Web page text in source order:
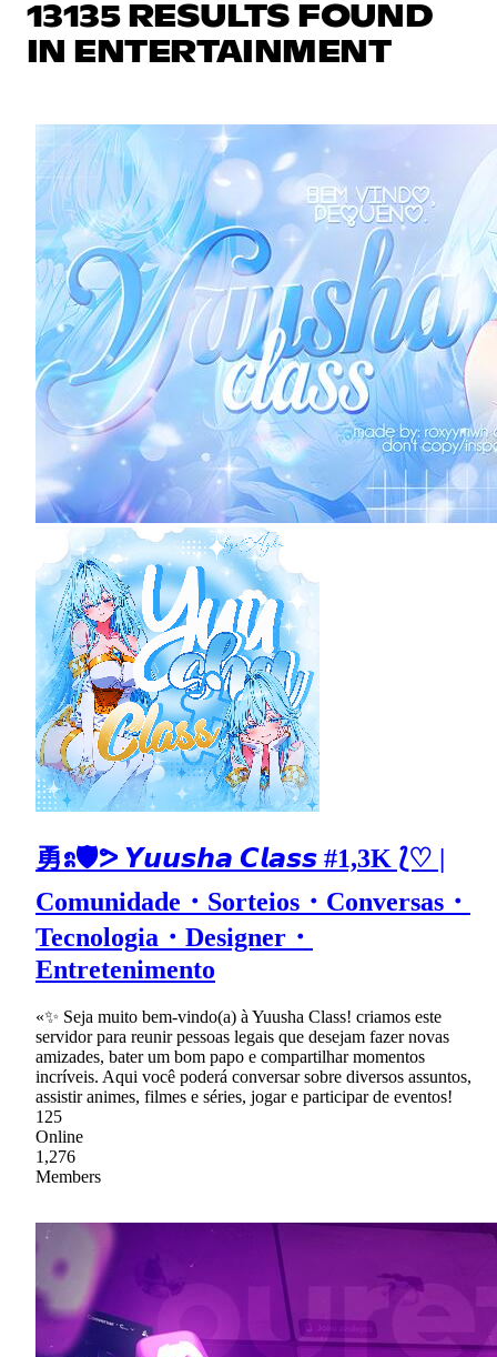
13135 RESULTS FOUND
IN ENTERTAINMENT
勇ᩡ🛡ᕗ 𝙔𝙪𝙪𝙨𝙝𝙖 𝘾𝙡𝙖𝙨𝙨 #1,3K ⟅♡ |
Comunidade・Sorteios・Conversas・
Tecnologia・Designer・
Entretenimento
«✨ Seja muito bem-vindo(a) à Yuusha Class! criamos este
servidor para reunir pessoas legais que desejam fazer novas
amizades, bater um bom papo e compartilhar momentos
incríveis. Aqui você poderá conversar sobre diversos assuntos,
assistir animes, filmes e séries, jogar e participar de eventos!
125
Online
1,276
Members